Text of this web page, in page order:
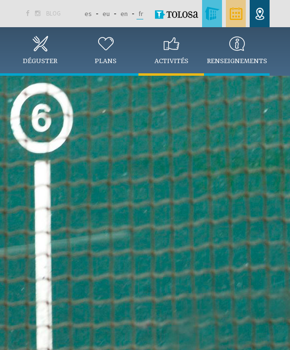
  BLOG es eu en fr
DÉGUSTER PLANS ACTIVITÉS RENSEIGNEMENTS